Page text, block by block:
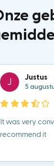
J Justus
5
It was very
recommend it